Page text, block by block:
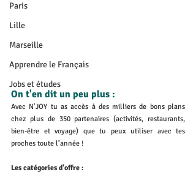
Paris
Lille
Marseille
Apprendre le Français
Jobs et études
On t'en dit un peu plus :
Avec N'JOY tu as accès à des milliers de bons plans
chez plus de 350 partenaires (activités, restaurants,
bien-être et voyage) que tu peux utiliser avec tes
proches toute l’année !
Les catégories d'offre :